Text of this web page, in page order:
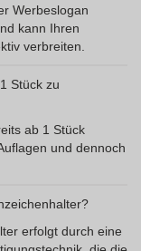
Werbeslogan
kann Ihren
verbreiten.
Stück zu
ab 1 Stück
und dennoch
erfolgt durch eine